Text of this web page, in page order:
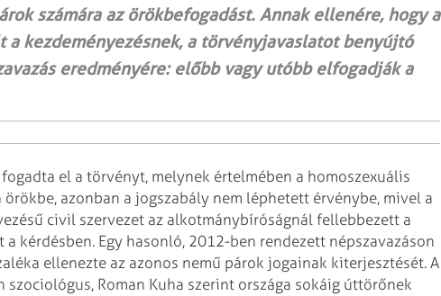
számára az örökbefogadást. Annak ellenére, hogy a
kezdeményezésnek, a törvényjavaslatot benyújtó
eredményére: előbb vagy utóbb elfogadják a
el a törvényt, melynek értelmében a homoszexuális
azonban a jogszabály nem léphetett érvénybe, mivel a
civil szervezet az alkotmánybíróságnál fellebbezett a
kérdésben. Egy hasonló, 2012-ben rendezett népszavazáson
ellenezte az azonos nemű párok jogainak kiterjesztését. A
Roman Kuha szerint országa sokáig úttörőnek